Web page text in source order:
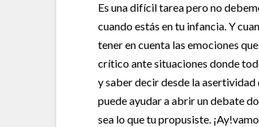
Es una difícil tarea pero no
cuando estás en tu infancia. Y
tener en cuenta las emociones
crítico ante situaciones donde
y saber decir desde la
puede ayudar a abrir un debate
sea lo que tu propusiste.